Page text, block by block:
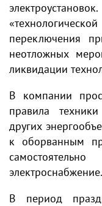
переключения
неотложных
ликвидации
В компании
правила
других
к оборванным
электроснабжение.
В период